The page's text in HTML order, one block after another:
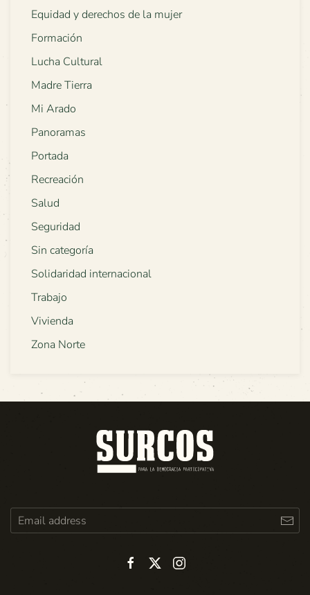
Equidad y derechos de la mujer
Formación
Lucha Cultural
Madre Tierra
Mi Arado
Panoramas
Portada
Recreación
Salud
Seguridad
Sin categoría
Solidaridad internacional
Trabajo
Vivienda
Zona Norte